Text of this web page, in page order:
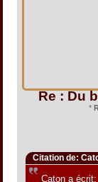
Re : Du
*
Citation de:
Caton a écrit: